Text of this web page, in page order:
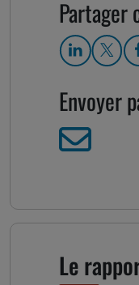
Partager
Envoyer
Le